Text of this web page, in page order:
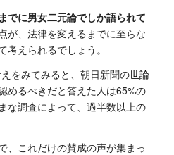
でに男女二元論でしか語られて
が、法律を変えるまでに至らな
えられるでしょう。
をみてみると、朝日新聞の世論
めるべきだと答えた人は65%の
な調査によって、過半数以上の
、これだけの賛成の声が集まっ